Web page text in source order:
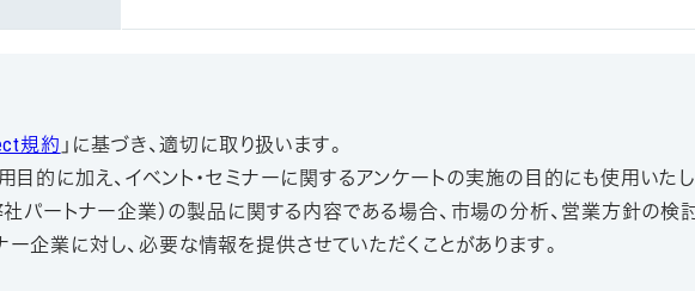
規約 」に基づき、適切に取り扱います。
的に加え、イベント・セミナーに関するアンケートの実施の目的にも使用いた
社パートナー企業）の製品に関する内容である場合、市場の分析、営業方針の
企業に対し、必要な情報を提供させていただくことがあります。